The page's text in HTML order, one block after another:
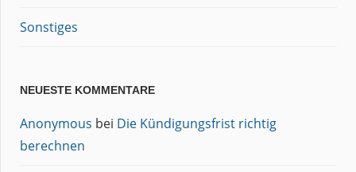
Sonstiges
NEUESTE KOMMENTARE
Anonymous bei Die Kündigungsfrist richtig
berechnen